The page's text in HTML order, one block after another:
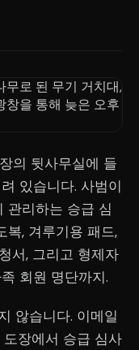
의 뒷사무실에 들
있습니다. 사범이
관리하는 승급 심
복, 겨루기용 패드,
서, 그리고 형제자
회원 명단까지.
않습니다. 이메일
장에서 승급 심사